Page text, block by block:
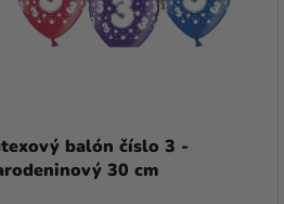
balón číslo 3 -
30 cm